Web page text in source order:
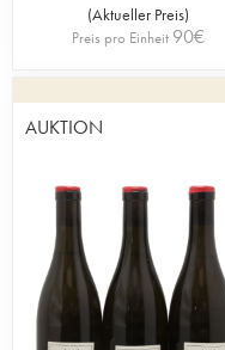
(Aktueller Preis)
Preis pro Einheit 90€
AUKTION